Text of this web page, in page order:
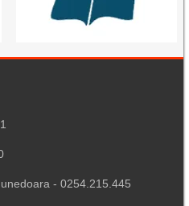
- 0254.215.445